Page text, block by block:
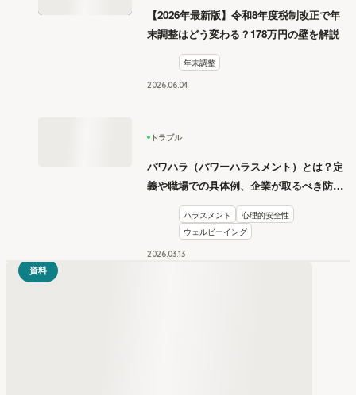
【2026年最新版】令和8年度税制改正で年
末調整はどう変わる？178万円の壁を解説
年末調整
2026.06 04
トラブル
パワハラ（パワーハラスメント）とは？定
義や職場での具体例、企業が取るべき防止
措置を学ぶ
ハラスメント
心理的安全性
ウェルビーイング
2026.0313
資料